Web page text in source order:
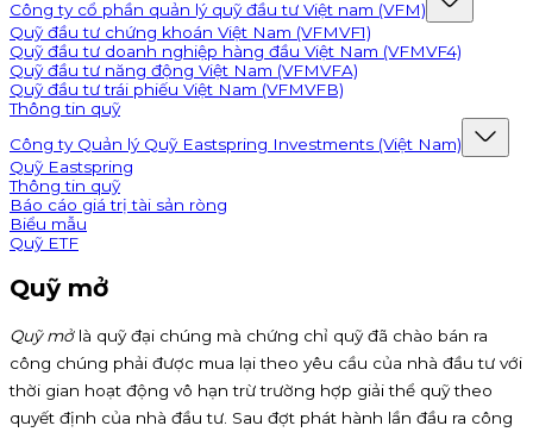
Công ty cổ phần quản lý quỹ đầu tư Việt nam (VFM)
Quỹ đầu tư chứng khoán Việt Nam (VFMVF1)
Quỹ đầu tư doanh nghiệp hàng đầu Việt Nam (VFMVF4)
Quỹ đầu tư năng động Việt Nam (VFMVFA)
Quỹ đầu tư trái phiếu Việt Nam (VFMVFB)
Thông tin quỹ
Công ty Quản lý Quỹ Eastspring Investments (Việt Nam)
Quỹ Eastspring
Thông tin quỹ
Báo cáo giá trị tài sản ròng
Biểu mẫu
Quỹ ETF
Quỹ mở
Quỹ mởlà quỹ đại chúng mà chứng chỉ quỹ đã chào bán ra
công chúng phải được mua lại theo yêu cầu của nhà đầu tư với
thời gian hoạt động vô hạn trừ trường hợp giải thể quỹ theo
quyết định của nhà đầu tư. Sau đợt phát hành lần đầu ra công